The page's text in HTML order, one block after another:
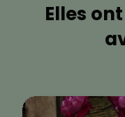
Elles